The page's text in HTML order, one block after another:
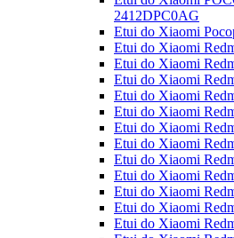
2412DPC0AG
Etui do Xiaomi
Etui do Xiaomi
Etui do Xiaomi
Etui do Xiaomi
Etui do Xiaomi
Etui do Xiaomi
Etui do Xiaomi
Etui do Xiaomi
Etui do Xiaomi
Etui do Xiaomi
Etui do Xiaomi
Etui do Xiaomi
Etui do Xiaomi